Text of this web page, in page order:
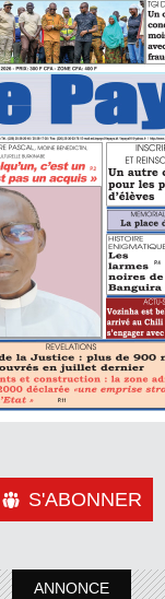
S'ABONNER
ANNONCE